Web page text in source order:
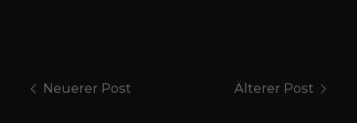
Neuerer Post Älterer Post